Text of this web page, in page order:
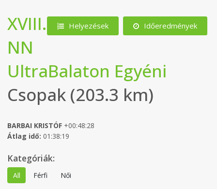
Helyezések Időeredmények
XVIII.
NN
UltraBalaton Egyéni
Csopak (203.3 km)
BARBAI KRISTÓF +00:48:28
Átlag idő: 01:38:19
Kategóriák:
All Férfi Női